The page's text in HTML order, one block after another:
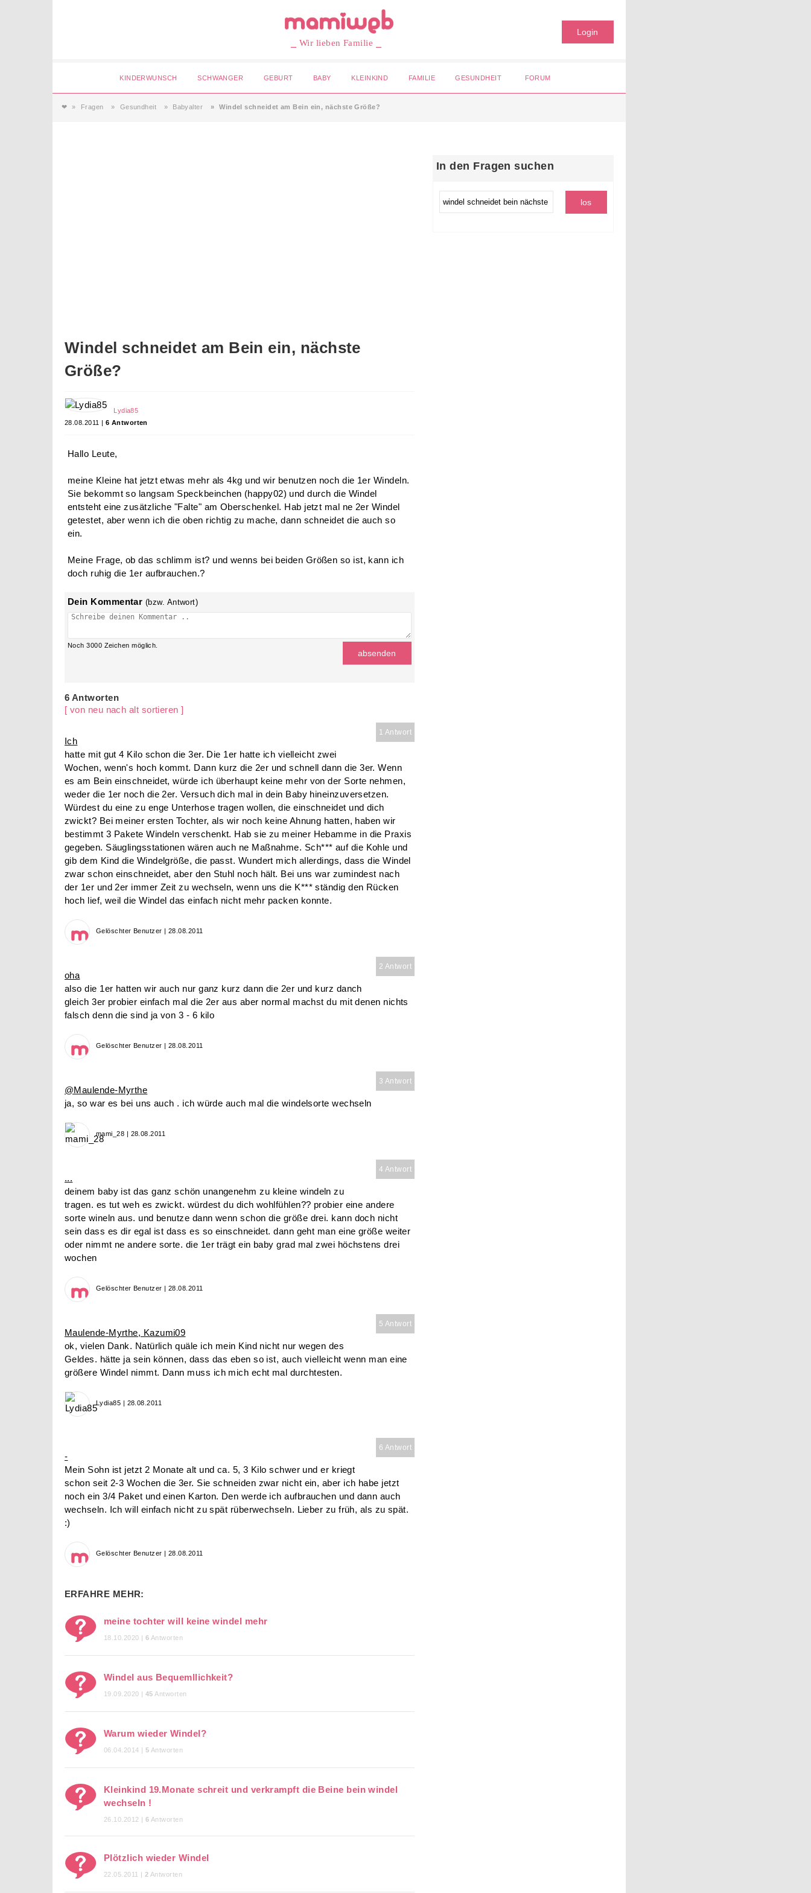
⎯ Wir lieben Familie ⎯
Login
KINDERWUNSCH SCHWANGER GEBURT BABY KLEINKIND FAMILIE GESUNDHEIT FORUM
❤ Fragen Gesundheit Babyalter Windel schneidet am Bein ein, nächste Größe?
Windel schneidet am Bein ein, nächste
Größe?
Lydia85
28.08.2011 | 6 Antworten
Hallo Leute,
meine Kleine hat jetzt etwas mehr als 4kg und wir benutzen noch die 1er Windeln.
Sie bekommt so langsam Speckbeinchen (happy02) und durch die Windel
entsteht eine zusätzliche "Falte" am Oberschenkel. Hab jetzt mal ne 2er Windel
getestet, aber wenn ich die oben richtig zu mache, dann schneidet die auch so
ein.
Meine Frage, ob das schlimm ist? und wenns bei beiden Größen so ist, kann ich
doch ruhig die 1er aufbrauchen.?
Dein Kommentar (bzw. Antwort)
Noch3000 Zeichen möglich.
6 Antworten
[ von neu nach alt sortieren ]
1 Antwort
Ich
hatte mit gut 4 Kilo schon die 3er. Die 1er hatte ich vielleicht zwei
Wochen, wenn's hoch kommt. Dann kurz die 2er und schnell dann die 3er. Wenn
es am Bein einschneidet, würde ich überhaupt keine mehr von der Sorte nehmen,
weder die 1er noch die 2er. Versuch dich mal in dein Baby hineinzuversetzen.
Würdest du eine zu enge Unterhose tragen wollen, die einschneidet und dich
zwickt? Bei meiner ersten Tochter, als wir noch keine Ahnung hatten, haben wir
bestimmt 3 Pakete Windeln verschenkt. Hab sie zu meiner Hebamme in die Praxis
gegeben. Säuglingsstationen wären auch ne Maßnahme. Sch*** auf die Kohle und
gib dem Kind die Windelgröße, die passt. Wundert mich allerdings, dass die Windel
zwar schon einschneidet, aber den Stuhl noch hält. Bei uns war zumindest nach
der 1er und 2er immer Zeit zu wechseln, wenn uns die K*** ständig den Rücken
hoch lief, weil die Windel das einfach nicht mehr packen konnte.
Gelöschter Benutzer | 28.08.2011
2 Antwort
oha
also die 1er hatten wir auch nur ganz kurz dann die 2er und kurz danch
gleich 3er probier einfach mal die 2er aus aber normal machst du mit denen nichts
falsch denn die sind ja von 3 - 6 kilo
Gelöschter Benutzer | 28.08.2011
3 Antwort
@Maulende-Myrthe
ja, so war es bei uns auch . ich würde auch mal die windelsorte wechseln
mami_28 | 28.08.2011
4 Antwort
...
deinem baby ist das ganz schön unangenehm zu kleine windeln zu
tragen. es tut weh es zwickt. würdest du dich wohlfühlen?? probier eine andere
sorte wineln aus. und benutze dann wenn schon die größe drei. kann doch nicht
sein dass es dir egal ist dass es so einschneidet. dann geht man eine größe weiter
oder nimmt ne andere sorte. die 1er trägt ein baby grad mal zwei höchstens drei
wochen
Gelöschter Benutzer | 28.08.2011
5 Antwort
Maulende-Myrthe, Kazumi09
ok, vielen Dank. Natürlich quäle ich mein Kind nicht nur wegen des
Geldes. hätte ja sein können, dass das eben so ist, auch vielleicht wenn man eine
größere Windel nimmt. Dann muss ich mich echt mal durchtesten.
Lydia85 | 28.08.2011
6 Antwort
-
Mein Sohn ist jetzt 2 Monate alt und ca. 5, 3 Kilo schwer und er kriegt
schon seit 2-3 Wochen die 3er. Sie schneiden zwar nicht ein, aber ich habe jetzt
noch ein 3/4 Paket und einen Karton. Den werde ich aufbrauchen und dann auch
wechseln. Ich will einfach nicht zu spät rüberwechseln. Lieber zu früh, als zu spät.
:)
Gelöschter Benutzer | 28.08.2011
ERFAHRE MEHR:
meine tochter will keine windel mehr
18.10.2020 | 6 Antworten
Windel aus Bequemllichkeit?
19.09.2020 | 45 Antworten
Warum wieder Windel?
06.04.2014 | 5 Antworten
Kleinkind 19.Monate schreit und verkrampft die Beine bein windel
wechseln !
26.10.2012 | 6 Antworten
Plötzlich wieder Windel
22.05.2011 | 2 Antworten
In den Fragen suchen